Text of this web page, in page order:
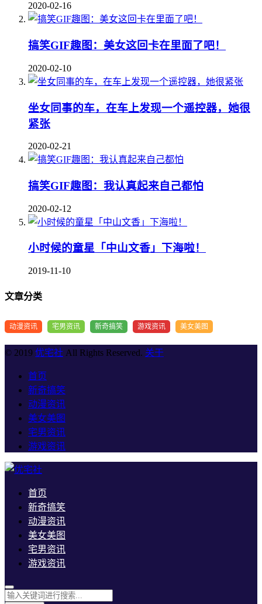
2020-02-16
搞笑GIF趣图：美女这回卡在里面了吧！
2020-02-10
坐女同事的车，在车上发现一个遥控器，她很
紧张
2020-02-21
搞笑GIF趣图：我认真起来自己都怕
2020-02-12
小时候的童星「中山文香」下海啦！
2019-11-10
文章分类
动漫资讯 宅男资讯 新奇搞笑 游戏资讯 美女美图
© 2019 优宅社 All Rights Reserved. 关于
首页
新奇搞笑
动漫资讯
美女美图
宅男资讯
游戏资讯
首页
新奇搞笑
动漫资讯
美女美图
宅男资讯
游戏资讯